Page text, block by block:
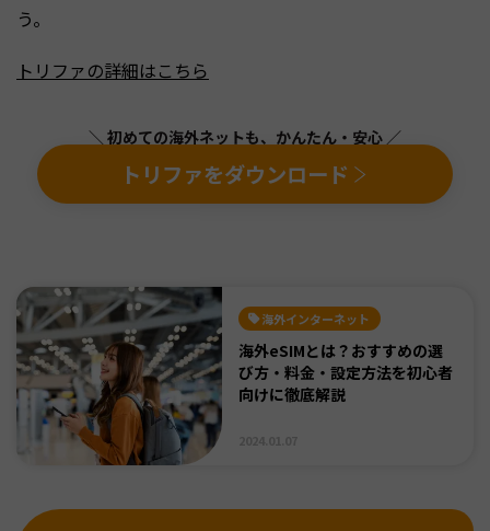
う。
トリファの詳細はこちら
＼ 初めての海外ネットも、かんたん・安心 ／
トリファをダウンロード
海外インターネット
海外eSIMとは？おすすめの選
び方・料金・設定方法を初心者
向けに徹底解説